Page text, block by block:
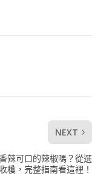
NEXT
辣可口的辣椒嗎？從選
穫，完整指南看這裡！